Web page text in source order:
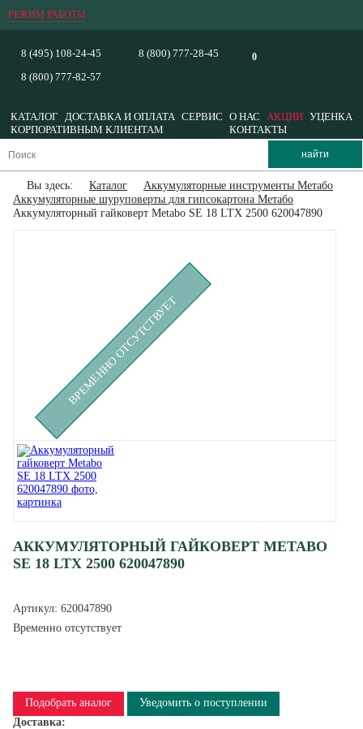
РЕЖИМ РАБОТЫ
0
8 (495) 108-24-45
8 (800) 777-82-57
8 (800) 777-28-45
КАТАЛОГ ДОСТАВКА И ОПЛАТА СЕРВИС О НАС АКЦИИ УЦЕНКА
КОРПОРАТИВНЫМ КЛИЕНТАМ
КОНТАКТЫ
Вы здесь: Каталог
Аккумуляторные инструменты Метабо
Аккумуляторные шуруповерты для гипсокартона Метабо
Аккумуляторный гайковерт Metabo SE 18 LTX 2500 620047890
ВРЕМЕННО ОТСУТСТВУЕТ
АККУМУЛЯТОРНЫЙ ГАЙКОВЕРТ METABO
SE 18 LTX 2500 620047890
Артикул: 620047890
Временно отсутствует
Подобрать аналог
Уведомить о поступлении
Доставка: